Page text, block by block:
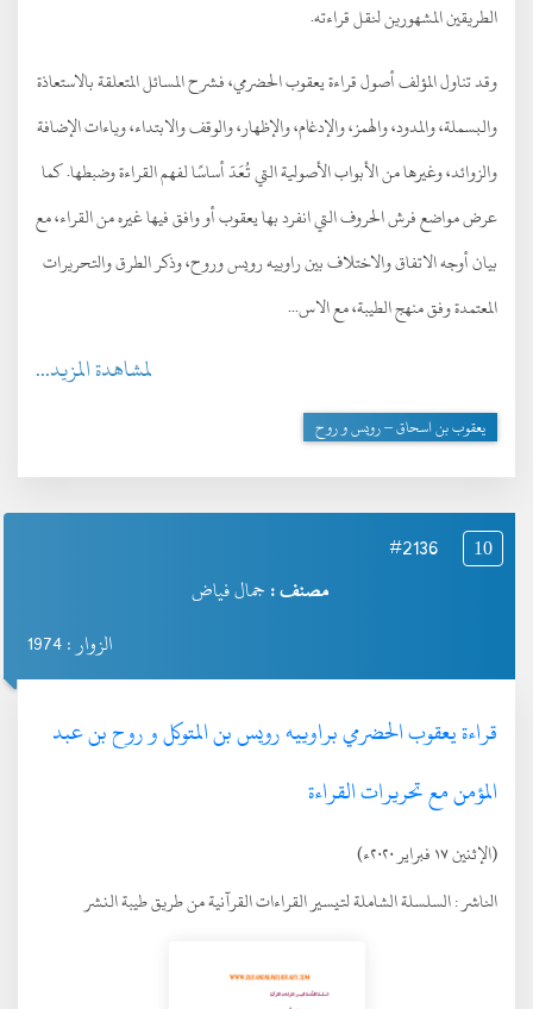
الطريقين المشهورين لنقل قراءته.
وقد تناول المؤلف أصول قراءة يعقوب الحضرمي، فشرح المسائل المتعلقة بالاستعاذة
والبسملة، والمدود، والهمز، والإدغام، والإظهار، والوقف والابتداء، وياءات الإضافة
والزوائد، وغيرها من الأبواب الأصولية التي تُعَدّ أساسًا لفهم القراءة وضبطها. كما
عرض مواضع فرش الحروف التي انفرد بها يعقوب أو وافق فيها غيره من القراء، مع
بيان أوجه الاتفاق والاختلاف بين راوييه رويس وروح، وذكر الطرق والتحريرات
المعتمدة وفق منهج الطيبة، مع الاس...
لمشاهدة المزيد...
يعقوب بن اسحاق – رويس و روح
10
#2136
مصنف : جمال فياض
الزوار : 1974
قراءة يعقوب الحضرمي براوييه رويس بن المتوكل و روح بن عبد
المؤمن مع تحريرات القراءة
(الإثنين ١٧ فبراير ٢٠٢٠ء)
الناشر :السلسلة الشاملة لتيسير القراءات القرآنية من طريق طيبة النشر